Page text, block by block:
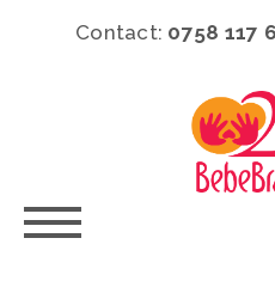
Contact: 0758 117